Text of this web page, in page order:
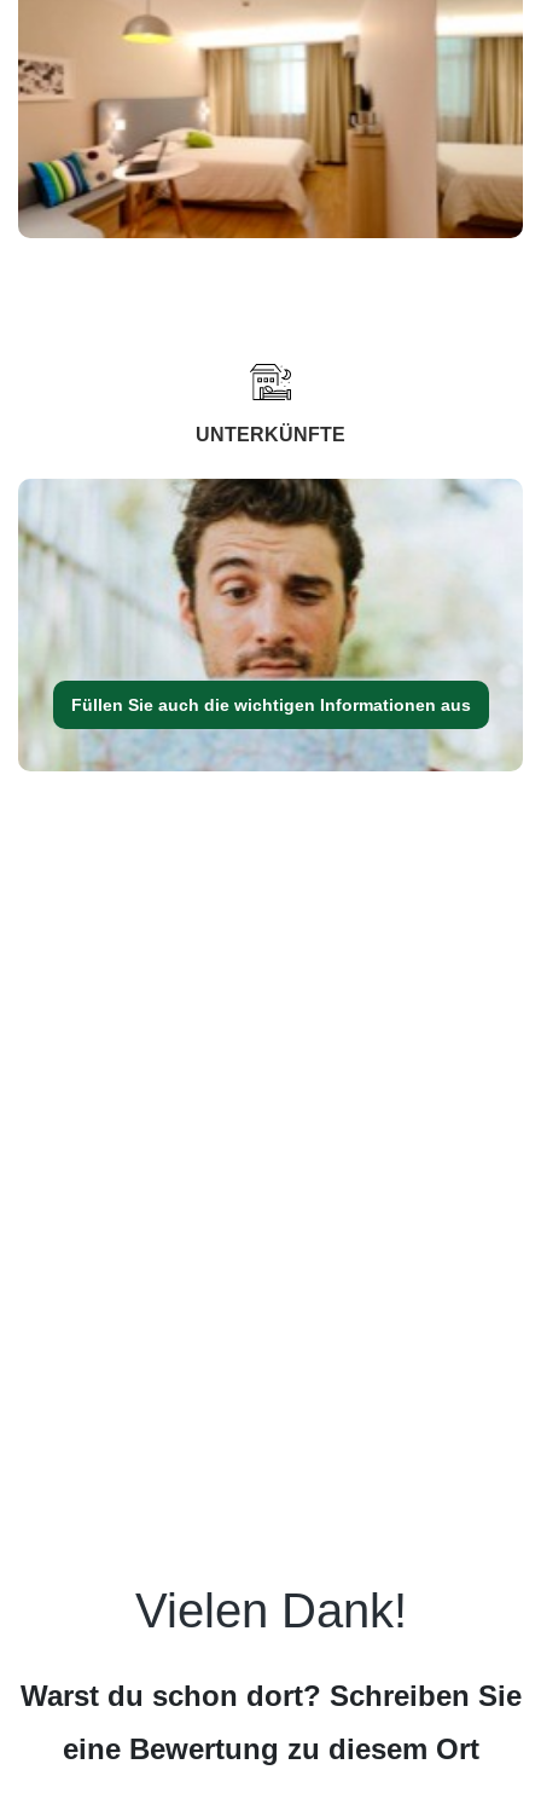
UNTERKÜNFTE
Füllen Sie auch die wichtigen Informationen aus
Vielen Dank!
Warst du schon dort? Schreiben Sie
eine Bewertung zu diesem Ort